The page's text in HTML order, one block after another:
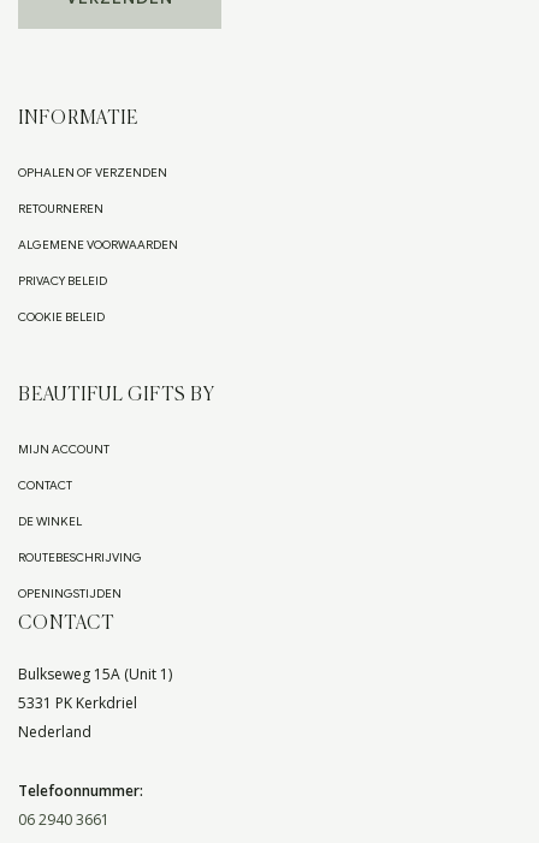
INFORMATIE
OPHALEN OF VERZENDEN
RETOURNEREN
ALGEMENE VOORWAARDEN
PRIVACY BELEID
COOKIE BELEID
BEAUTIFUL GIFTS BY
MIJN ACCOUNT
CONTACT
DE WINKEL
ROUTEBESCHRIJVING
OPENINGSTIJDEN
CONTACT
Bulkseweg 15A (Unit 1)
5331 PK Kerkdriel
Nederland
Telefoonnummer:
06 2940 3661